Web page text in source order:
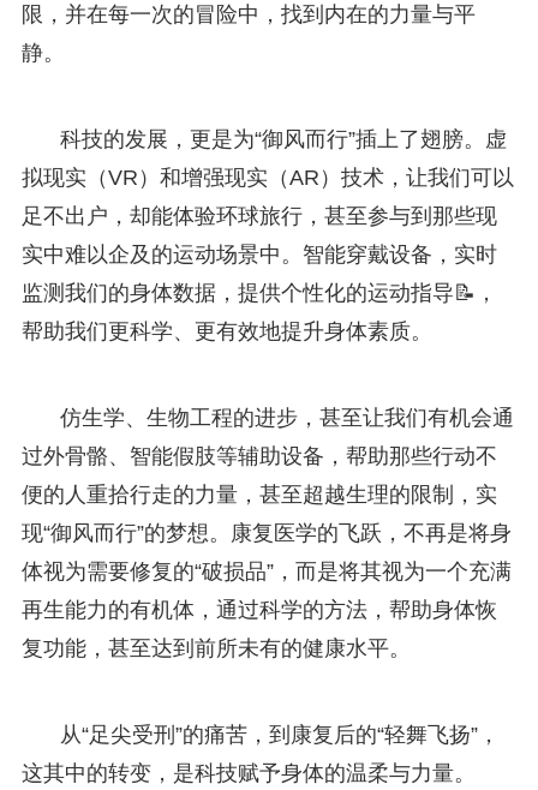
限，并在每一次的冒险中，找到内在的力量与平
静。
科技的发展，更是为“御风而行”插上了翅膀。虚
拟现实（VR）和增强现实（AR）技术，让我们可以
足不出户，却能体验环球旅行，甚至参与到那些现
实中难以企及的运动场景中。智能穿戴设备，实时
监测我们的身体数据，提供个性化的运动指导📝，
帮助我们更科学、更有效地提升身体素质。
仿生学、生物工程的进步，甚至让我们有机会通
过外骨骼、智能假肢等辅助设备，帮助那些行动不
便的人重拾行走的力量，甚至超越生理的限制，实
现“御风而行”的梦想。康复医学的飞跃，不再是将身
体视为需要修复的“破损品”，而是将其视为一个充满
再生能力的有机体，通过科学的方法，帮助身体恢
复功能，甚至达到前所未有的健康水平。
从“足尖受刑”的痛苦，到康复后的“轻舞飞扬”，
这其中的转变，是科技赋予身体的温柔与力量。